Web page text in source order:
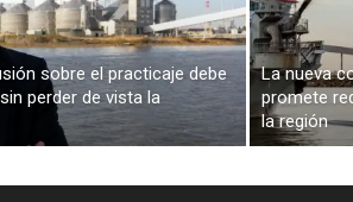
sobre el practicaje debe
perder de vista la
La nueva
promete
la región